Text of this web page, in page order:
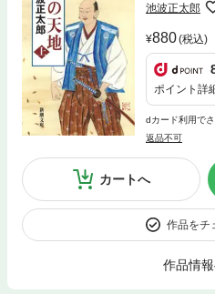
池波正太郎
880(税込)
ポイント詳
dカード利用で
返品不可
カートへ
作品をチ
作品情